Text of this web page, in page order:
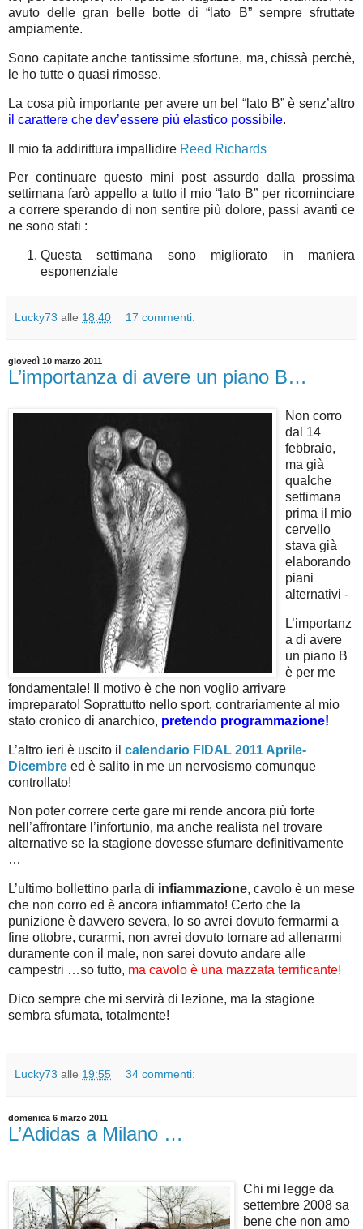
avuto delle gran belle botte di “lato B” sempre sfruttate
ampiamente.
Sono capitate anche tantissime sfortune, ma, chissà perchè,
le ho tutte o quasi rimosse.
La cosa più importante per avere un bel “lato B” è senz’altro
il carattere che dev’essere più elastico possibile.
Il mio fa addirittura impallidire Reed Richards
Per continuare questo mini post assurdo dalla prossima
settimana farò appello a tutto il mio “lato B” per ricominciare
a correre sperando di non sentire più dolore, passi avanti ce
ne sono stati :
Questa settimana sono migliorato in maniera
esponenziale
Lucky73 alle 18:40 17 commenti:
giovedì 10 marzo 2011
L’importanza di avere un piano B…
Non corro
dal 14
febbraio,
ma già
qualche
settimana
prima il mio
cervello
stava già
elaborando
piani
alternativi -
L’importanz
a di avere
un piano B
è per me
fondamentale! Il motivo è che non voglio arrivare
impreparato! Soprattutto nello sport, contrariamente al mio
stato cronico di anarchico, pretendo programmazione!
L’altro ieri è uscito il calendario FIDAL 2011 Aprile-
Dicembre ed è salito in me un nervosismo comunque
controllato!
Non poter correre certe gare mi rende ancora più forte
nell’affrontare l’infortunio, ma anche realista nel trovare
alternative se la stagione dovesse sfumare definitivamente
…
L’ultimo bollettino parla di infiammazione, cavolo è un mese
che non corro ed è ancora infiammato! Certo che la
punizione è davvero severa, lo so avrei dovuto fermarmi a
fine ottobre, curarmi, non avrei dovuto tornare ad allenarmi
duramente con il male, non sarei dovuto andare alle
campestri …so tutto, ma cavolo è una mazzata terrificante!
Dico sempre che mi servirà di lezione, ma la stagione
sembra sfumata, totalmente!
Lucky73 alle 19:55 34 commenti:
domenica 6 marzo 2011
L’Adidas a Milano …
Chi mi legge da
settembre 2008 sa
bene che non amo